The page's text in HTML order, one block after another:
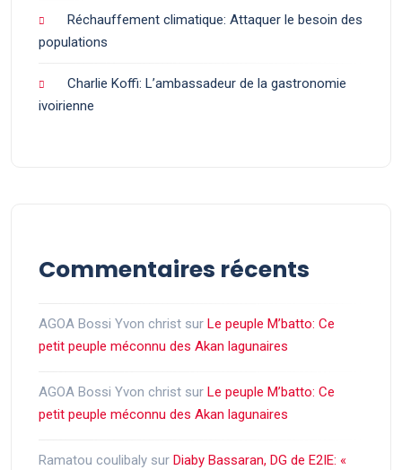
Réchauffement climatique: Attaquer le besoin des
populations
Charlie Koffi: L’ambassadeur de la gastronomie
ivoirienne
Commentaires récents
AGOA Bossi Yvon christ sur Le peuple M’batto: Ce
petit peuple méconnu des Akan lagunaires
AGOA Bossi Yvon christ sur Le peuple M’batto: Ce
petit peuple méconnu des Akan lagunaires
Ramatou coulibaly sur Diaby Bassaran, DG de E2IE: «